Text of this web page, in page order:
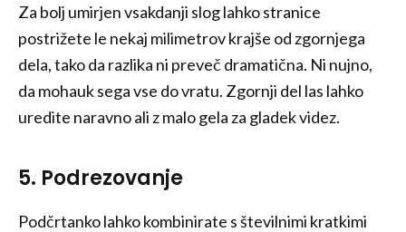
Za bolj umirjen vsakdanji slog lahko stranice
postrižete le nekaj milimetrov krajše od zgornjega
dela, tako da razlika ni preveč dramatična. Ni nujno,
da mohauk sega vse do vratu. Zgornji del las lahko
uredite naravno ali z malo gela za gladek videz.
5. Podrezovanje
Podčrtanko lahko kombinirate s številnimi kratkimi